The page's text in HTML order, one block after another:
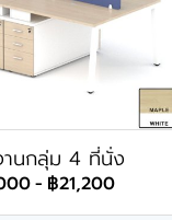
านกลุ่ม 4 ที่นั่ง
- ฿21,200